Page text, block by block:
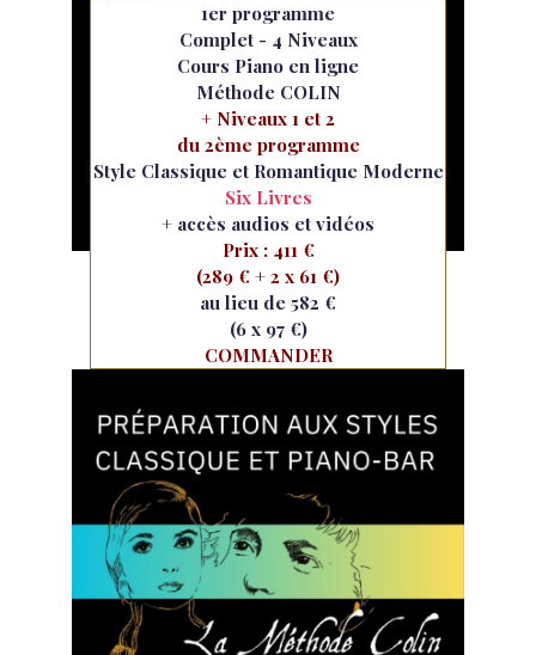
1er programme
Complet - 4 Niveaux
Cours Piano en ligne
Méthode COLIN
+ Niveaux 1 et 2
du 2ème programme
Style Classique et Romantique Moderne
Six Livres
+ accès audios et vidéos
Prix : 411 €
(289 € + 2 x 61 €)
au lieu de 582 €
(6 x 97 €)
COMMANDER